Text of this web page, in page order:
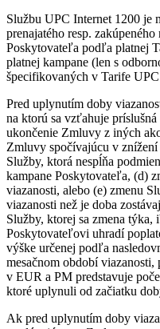
Službu UPC Internet 1200 je
prenajatého resp.
Poskytovateľa podľa platnej
platnej kampane (len s
špecifikovaných v Tarife
Pred uplynutím doby
na ktorú sa vzťahuje
ukončenie Zmluvy z iných
Zmluvy spočívajúcu v
Služby, ktorá nespĺňa
kampane Poskytovateľa, (d)
viazanosti, alebo (e) zmenu
viazanosti než je doba
Služby, ktorej sa zmena
Poskytovateľovi uhradí
výške určenej podľa
mesačnom období
v EUR a PM predstavuje
ktoré uplynuli od začiatku
Ak pred uplynutím doby